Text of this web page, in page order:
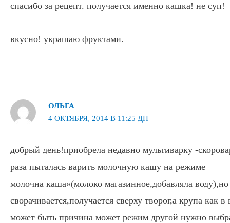
спасибо за рецепт. получается именно кашка! не суп!
вкусно! украшаю фруктами.
ОЛЬГА
4 ОКТЯБРЯ, 2014 В 11:25 ДП
добрый день!приобрела недавно мультиварку -
раза пыталась варить молочную кашу на режиме
молочна каша»(молоко магазинное,добавляла
сворачивается,получается сверху творог,а крупа как
может быть причина может режим другой нужно